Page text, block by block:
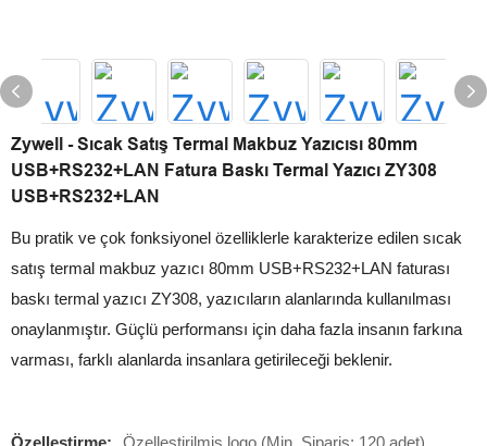
Zywell - Sıcak Satış Termal Makbuz Yazıcısı 80mm
USB+RS232+LAN Fatura Baskı Termal Yazıcı ZY308
USB+RS232+LAN
Bu pratik ve çok fonksiyonel özelliklerle karakterize edilen sıcak
satış termal makbuz yazıcı 80mm USB+RS232+LAN faturası
baskı termal yazıcı ZY308, yazıcıların alanlarında kullanılması
onaylanmıştır. Güçlü performansı için daha fazla insanın farkına
varması, farklı alanlarda insanlara getirileceği beklenir.
Özelleştirme:
Özelleştirilmiş logo (Min. Sipariş: 120 adet),